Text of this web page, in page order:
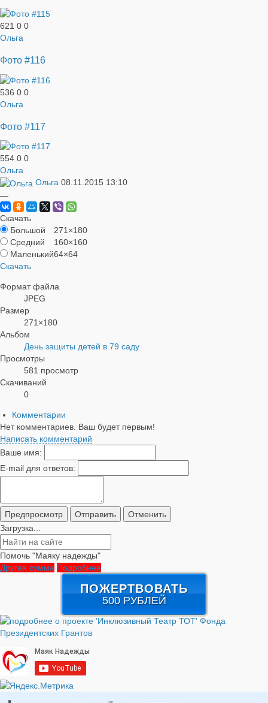
621 0 0
Ольга
Фото #116
536 0 0
Ольга
Фото #117
554 0 0
Ольга
Ольга 08.11.2015 13:10
—
Скачать
Большой
271×180
Средний
160×160
Маленький64×64
Скачать
Формат файла
JPEG
Размер
271×180
Альбом
День защиты детей в 79 саду
Просмотры
581 просмотр
Скачиваний
0
Комментарии
Нет комментариев. Ваш будет первым!
Написать комментарий
Ваше имя:
E-mail для ответов:
Загрузка...
Помочь "Маяку надежды"
Другая сумма Подробнее
ПОЖЕРТВОВАТЬ
500 РУБЛЕЙ